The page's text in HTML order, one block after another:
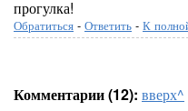
прогулка!
Обратиться - Ответить - К
Комментарии (12): вверх^